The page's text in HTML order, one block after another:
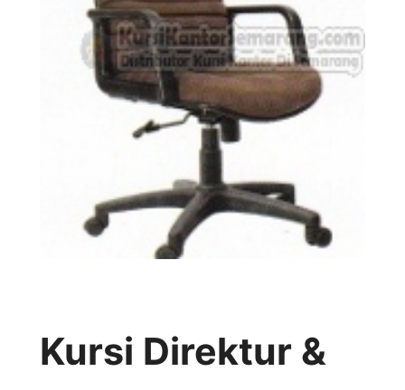
Kursi Direktur &